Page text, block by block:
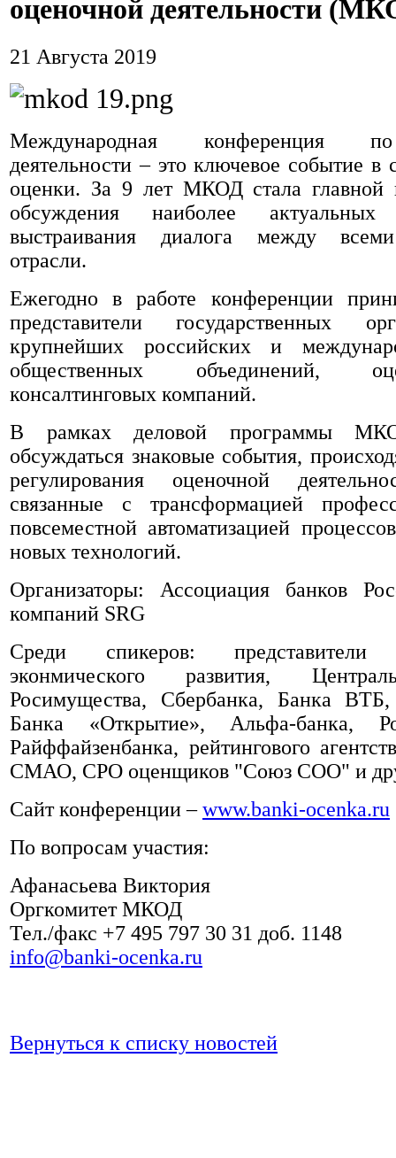
оценочной деятельности
21 Августа 2019
Международная конференция
деятельности – это ключевое событие в
оценки. За 9 лет МКОД стала главной
обсуждения наиболее
выстраивания диалога между
отрасли.
Ежегодно в работе конференции
представители государственных
крупнейших российских и
общественных объединений,
консалтинговых компаний.
В рамках деловой программы
обсуждаться знаковые события,
регулирования оценочной
связанные с трансформацией
повсеместной автоматизацией
новых технологий.
Организаторы: Ассоциация банков
компаний SRG
Среди спикеров: представители
эконмического развития,
Росимущества, Сбербанка, Банка ВТБ,
Банка «Открытие», Альфа-банка,
Райффайзенбанка, рейтингового
СМАО, СРО оценщиков "Союз СОО" и
Сайт конференции –www.banki-ocenka.ru
По вопросам участия:
Афанасьева Виктория
Оргкомитет МКОД
Тел./факс +7 495 797 30 31 доб. 1148
info@banki-ocenka.ru
Вернуться к списку новостей